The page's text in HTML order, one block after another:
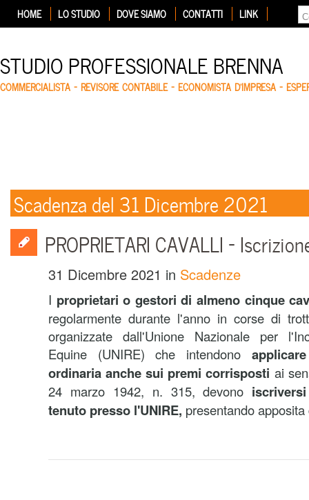
HOME LO STUDIO DOVE SIAMO CONTATTI LINK
STUDIO PROFESSIONALE BRENNA
COMMERCIALISTA – REVISORE CONTABILE – ECONOMISTA D'IMPRESA –
Scadenza del 31 Dicembre 2021
PROPRIETARI CAVALLI –
31 Dicembre 2021 in Scadenze
I proprietari o gestori di almeno cinque
regolarmente durante l'anno in corse di
organizzate dall'Unione Nazionale per
Equine (UNIRE) che intendono
ordinaria anche sui premi corrisposti ai
24 marzo 1942, n. 315, devono
tenuto presso l'UNIRE, presentando